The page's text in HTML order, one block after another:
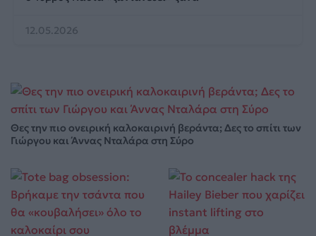
12.05.2026
Θες την πιο ονειρική καλοκαιρινή βεράντα; Δες το σπίτι των
Γιώργου και Άννας Νταλάρα στη Σύρο